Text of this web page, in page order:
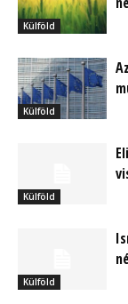
Külföld
Külföld
Külföld
Külföld